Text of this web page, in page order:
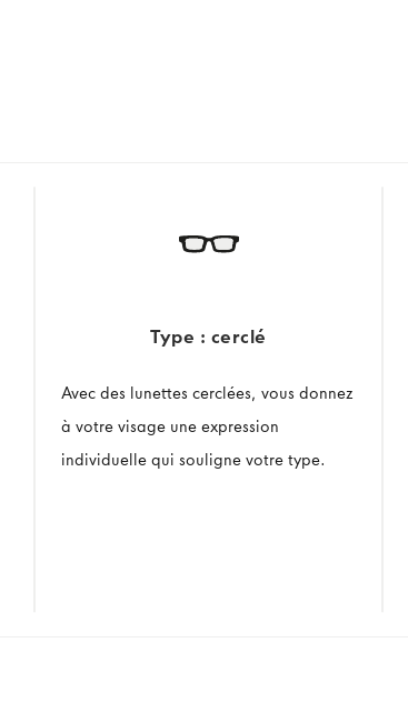
Type : cerclé
Avec des lunettes cerclées, vous donnez
à votre visage une expression
individuelle qui souligne votre type.